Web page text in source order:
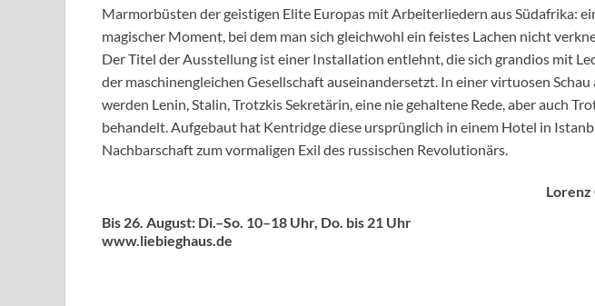
Marmorbüsten der geistigen Elite Europas mit Arbeiterliedern aus Südafrika:
magischer Moment, bei dem man sich gleichwohl ein feistes Lachen nicht
Der Titel der Ausstellung ist einer Installation entlehnt, die sich grandios mit
der maschinengleichen Gesellschaft auseinandersetzt. In einer virtuosen
werden Lenin, Stalin, Trotzkis Sekretärin, eine nie gehaltene Rede, aber auch
behandelt. Aufgebaut hat Kentridge diese ursprünglich in einem Hotel in
Nachbarschaft zum vormaligen Exil des russischen Revolutionärs.
Bis 26. August: Di.–So. 10–18 Uhr, Do. bis 21 Uhr
www.liebieghaus.de